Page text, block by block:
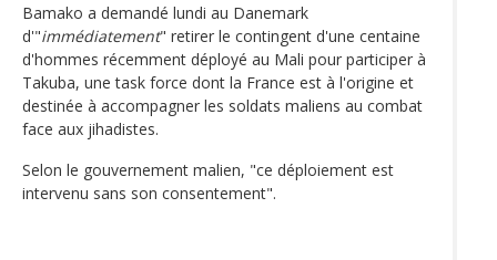
Bamako a demandé lundi au Danemark
d'"immédiatement" retirer le contingent d'une centaine
d'hommes récemment déployé au Mali pour participer à
Takuba, une task force dont la France est à l'origine et
destinée à accompagner les soldats maliens au combat
face aux jihadistes.
Selon le gouvernement malien, "ce déploiement est
intervenu sans son consentement".